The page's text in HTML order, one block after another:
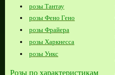
розы Тантау
розы Фено Гено
розы Фрайера
розы Харкнесса
розы Уикс
Розы по характеристикам